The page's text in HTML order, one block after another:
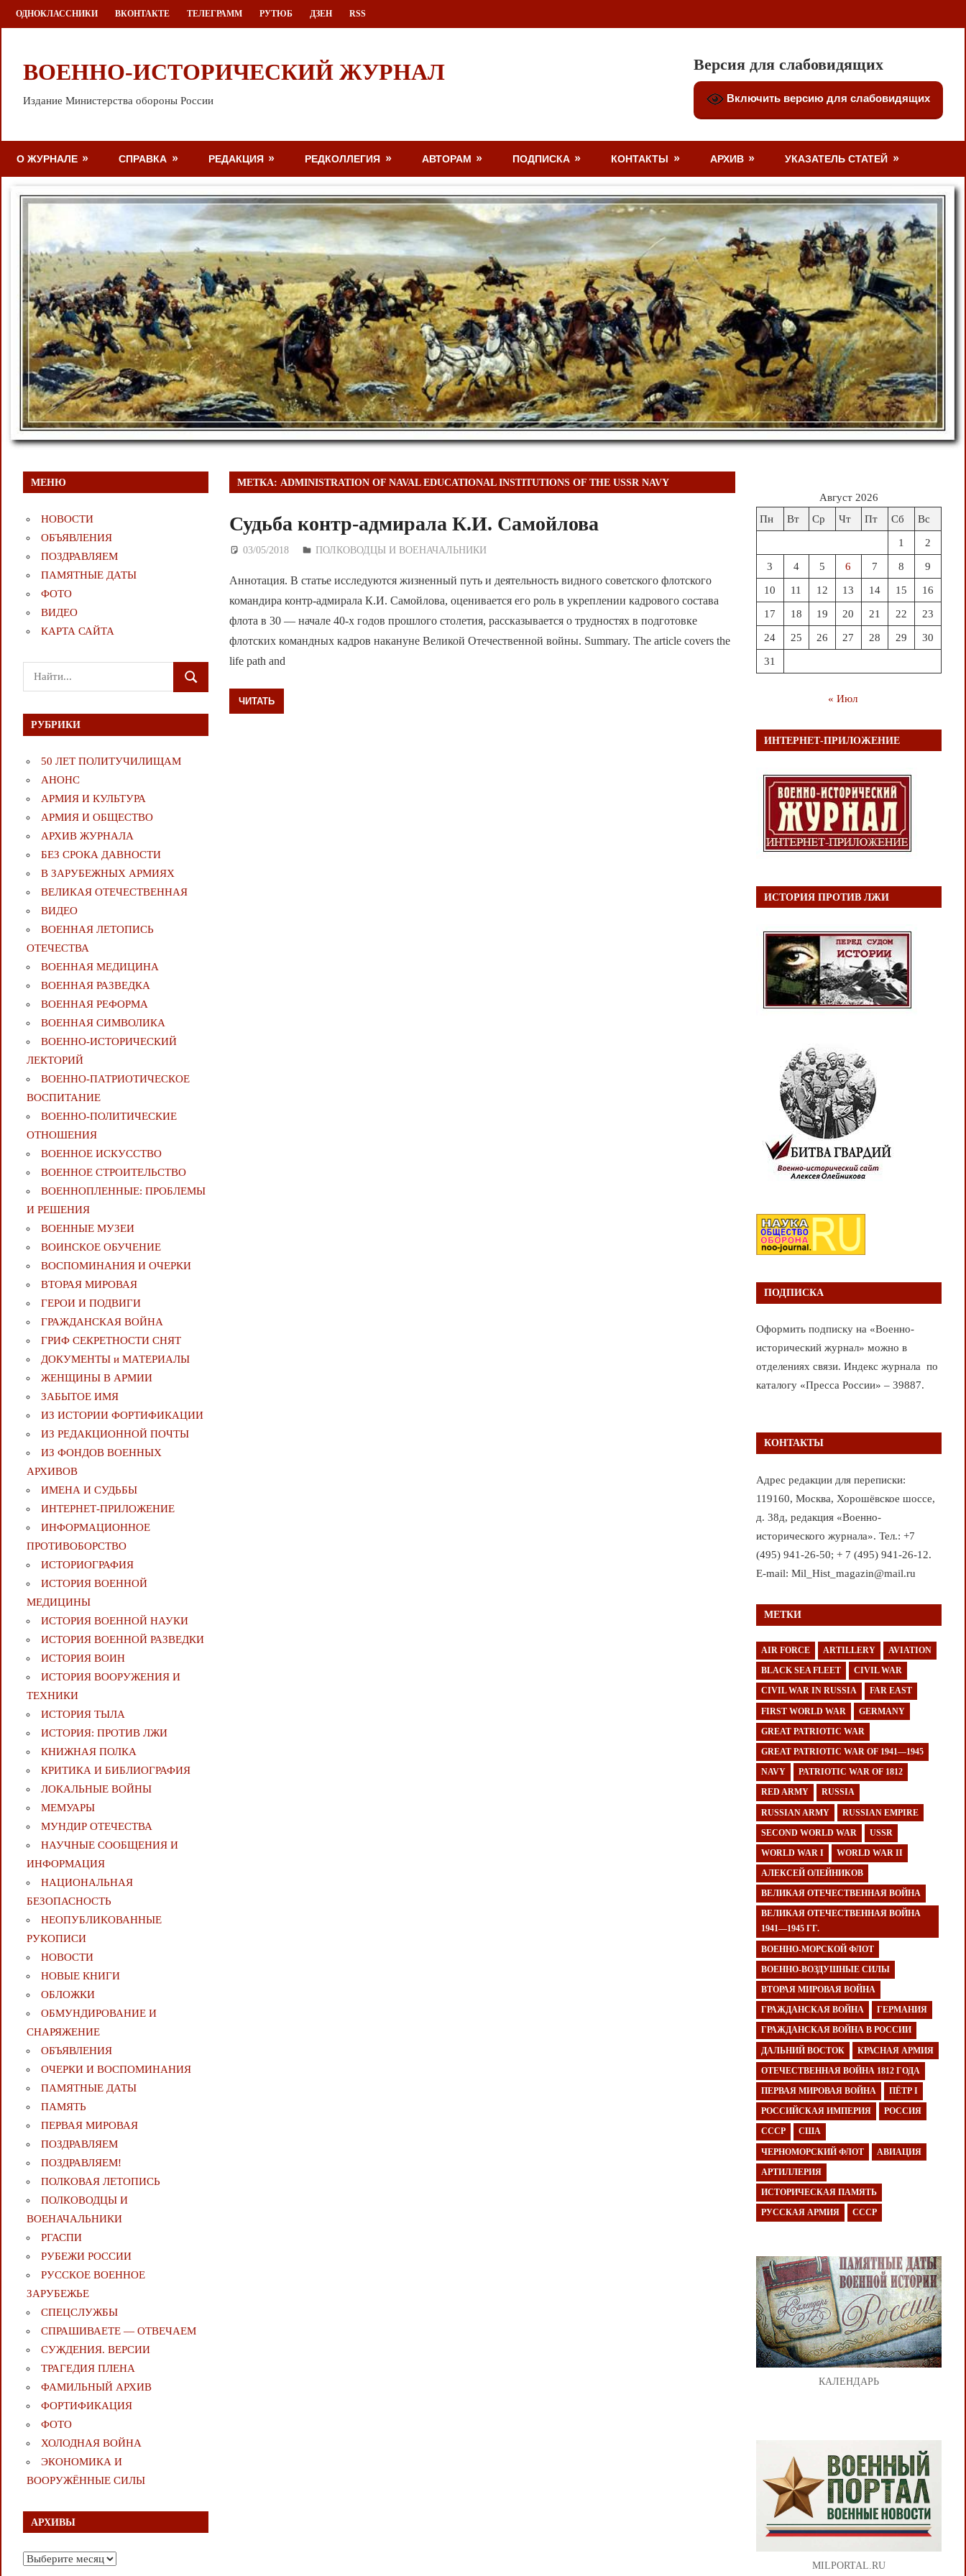
Перейти
к
ОДНОКЛАССНИКИ ВКОНТАКТЕ ТЕЛЕГРАММ РУТЮБ ДЗЕН RSS
ВОЕННО-ИСТОРИЧЕСКИЙ ЖУРНАЛ
Издание Министерства обороны России
Версия для слабовидящих
Включить версию для слабовидящих
О ЖУРНАЛЕ СПРАВКА РЕДАКЦИЯ РЕДКОЛЛЕГИЯ АВТОРАМ ПОДПИСКА КОНТАКТЫ АРХИВ УКАЗАТЕЛЬ СТАТЕЙ
МЕТКА: ADMINISTRATION OF NAVAL EDUCATIONAL INSTITUTIONS OF THE USSR NAVY
Судьба контр-адмирала К.И. Самойлова
03/05/2018 Дежурный по Редакции
ПОЛКОВОДЦЫ И ВОЕНАЧАЛЬНИКИ
Аннотация. В статье исследуются жизненный путь и деятельность видного советского флотского
командира контр-адмирала К.И. Самойлова, оценивается его роль в укреплении кадрового состава
флота в 30 — начале 40-х годов прошлого столетия, рассказывается о трудностях в подготовке
флотских командных кадров накануне Великой Отечественной войны. Summary. The article covers the
life path and
ЧИТАТЬ
МЕНЮ
НОВОСТИ
ОБЪЯВЛЕНИЯ
ПОЗДРАВЛЯЕМ
ПАМЯТНЫЕ ДАТЫ
ФОТО
ВИДЕО
КАРТА САЙТА
Поиск
для:
ПОИСК
РУБРИКИ
50 ЛЕТ ПОЛИТУЧИЛИЩАМ
АНОНС
АРМИЯ И КУЛЬТУРА
АРМИЯ И ОБЩЕСТВО
АРХИВ ЖУРНАЛА
БЕЗ СРОКА ДАВНОСТИ
В ЗАРУБЕЖНЫХ АРМИЯХ
ВЕЛИКАЯ ОТЕЧЕСТВЕННАЯ
ВИДЕО
ВОЕННАЯ ЛЕТОПИСЬ
ОТЕЧЕСТВА
ВОЕННАЯ МЕДИЦИНА
ВОЕННАЯ РАЗВЕДКА
ВОЕННАЯ РЕФОРМА
ВОЕННАЯ СИМВОЛИКА
ВОЕННО-ИСТОРИЧЕСКИЙ
ЛЕКТОРИЙ
ВОЕННО-ПАТРИОТИЧЕСКОЕ
ВОСПИТАНИЕ
ВОЕННО-ПОЛИТИЧЕСКИE
ОТНОШЕНИЯ
ВОЕННОЕ ИСКУССТВО
ВОЕННОЕ СТРОИТЕЛЬСТВО
ВОЕННОПЛЕННЫЕ: ПРОБЛЕМЫ
И РЕШЕНИЯ
ВОЕННЫЕ МУЗЕИ
ВОИНСКОЕ ОБУЧЕНИЕ
ВОСПОМИНАНИЯ И ОЧЕРКИ
ВТОРАЯ МИРОВАЯ
ГЕРОИ И ПОДВИГИ
ГРАЖДАНСКАЯ ВОЙНА
ГРИФ СЕКРЕТНОСТИ СНЯТ
ДОКУМЕНТЫ и МАТЕРИАЛЫ
ЖЕНЩИНЫ В АРМИИ
ЗАБЫТОЕ ИМЯ
ИЗ ИСТОРИИ ФОРТИФИКАЦИИ
ИЗ РЕДАКЦИОННОЙ ПОЧТЫ
ИЗ ФОНДОВ ВОЕННЫХ
АРХИВОВ
ИМЕНА И СУДЬБЫ
ИНТЕРНЕТ-ПРИЛОЖЕНИЕ
ИНФОРМАЦИОННОЕ
ПРОТИВОБОРСТВО
ИСТОРИОГРАФИЯ
ИСТОРИЯ ВОЕННОЙ
МЕДИЦИНЫ
ИСТОРИЯ ВОЕННОЙ НАУКИ
ИСТОРИЯ ВОЕННОЙ РАЗВЕДКИ
ИСТОРИЯ ВОИН
ИСТОРИЯ ВООРУЖЕНИЯ И
ТЕХНИКИ
ИСТОРИЯ ТЫЛА
ИСТОРИЯ: ПРОТИВ ЛЖИ
КНИЖНАЯ ПОЛКА
КРИТИКА И БИБЛИОГРАФИЯ
ЛОКАЛЬНЫЕ ВОЙНЫ
МЕМУАРЫ
МУНДИР ОТЕЧЕСТВА
НАУЧНЫЕ СООБЩЕНИЯ И
ИНФОРМАЦИЯ
НАЦИОНАЛЬНАЯ
БЕЗОПАСНОСТЬ
НЕОПУБЛИКОВАННЫЕ
РУКОПИСИ
НОВОСТИ
НОВЫЕ КНИГИ
ОБЛОЖКИ
ОБМУНДИРОВАНИЕ И
СНАРЯЖЕНИЕ
ОБЪЯВЛЕНИЯ
ОЧЕРКИ И ВОСПОМИНАНИЯ
ПАМЯТНЫЕ ДАТЫ
ПАМЯТЬ
ПЕРВАЯ МИРОВАЯ
ПОЗДРАВЛЯЕМ
ПОЗДРАВЛЯЕМ!
ПОЛКОВАЯ ЛЕТОПИСЬ
ПОЛКОВОДЦЫ И
ВОЕНАЧАЛЬНИКИ
РГАСПИ
РУБЕЖИ РОССИИ
РУССКОЕ ВОЕННОЕ
ЗАРУБЕЖЬЕ
СПЕЦСЛУЖБЫ
СПРАШИВАЕТЕ — ОТВЕЧАЕМ
СУЖДЕНИЯ. ВЕРСИИ
ТРАГЕДИЯ ПЛЕНА
ФАМИЛЬНЫЙ АРХИВ
ФОРТИФИКАЦИЯ
ФОТО
ХОЛОДНАЯ ВОЙНА
ЭКОНОМИКА И
ВООРУЖЁННЫЕ СИЛЫ
АРХИВЫ
Архивы
Август 2026
Пн
Вт Ср Чт Пт Сб Вс
1 2
3 4 5 6 7 8 9
10 11 12 13 14 15 16
17 18 19 20 21 22 23
24 25 26 27 28 29 30
31
« Июл
ИНТЕРНЕТ-ПРИЛОЖЕНИЕ
ИСТОРИЯ ПРОТИВ ЛЖИ
ПОДПИСКА
Оформить подписку на «Военно-
исторический журнал» можно в
отделениях связи. Индекс журнала по
каталогу «Пресса России» – 39887.
КОНТАКТЫ
Адрес редакции для переписки:
119160, Москва, Хорошёвское шоссе,
д. 38д, редакция «Военно-
исторического журнала». Тел.: +7
(495) 941-26-50; + 7 (495) 941-26-12.
E-mail: Mil_Hist_magazin@mail.ru
МЕТКИ
AIR FORCE ARTILLERY AVIATION
BLACK SEA FLEET CIVIL WAR
CIVIL WAR IN RUSSIA FAR EAST
FIRST WORLD WAR GERMANY
GREAT PATRIOTIC WAR
GREAT PATRIOTIC WAR OF 1941—1945
NAVY PATRIOTIC WAR OF 1812
RED ARMY RUSSIA
RUSSIAN ARMY RUSSIAN EMPIRE
SECOND WORLD WAR USSR
WORLD WAR I WORLD WAR II
АЛЕКСЕЙ ОЛЕЙНИКОВ
ВЕЛИКАЯ ОТЕЧЕСТВЕННАЯ ВОЙНА
ВЕЛИКАЯ ОТЕЧЕСТВЕННАЯ ВОЙНА
1941—1945 ГГ.
ВОЕННО-МОРСКОЙ ФЛОТ
ВОЕННО-ВОЗДУШНЫЕ СИЛЫ
ВТОРАЯ МИРОВАЯ ВОЙНА
ГРАЖДАНСКАЯ ВОЙНА ГЕРМАНИЯ
ГРАЖДАНСКАЯ ВОЙНА В РОССИИ
ДАЛЬНИЙ ВОСТОК КРАСНАЯ АРМИЯ
ОТЕЧЕСТВЕННАЯ ВОЙНА 1812 ГОДА
ПЕРВАЯ МИРОВАЯ ВОЙНА ПЁТР I
РОССИЙСКАЯ ИМПЕРИЯ РОССИЯ
СССР США
ЧЕРНОМОРСКИЙ ФЛОТ АВИАЦИЯ
АРТИЛЛЕРИЯ
ИСТОРИЧЕСКАЯ ПАМЯТЬ
РУССКАЯ АРМИЯ СССР
КАЛЕНДАРЬ
MILPORTAL.RU